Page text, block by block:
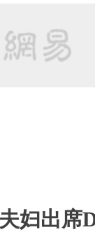
妇出席